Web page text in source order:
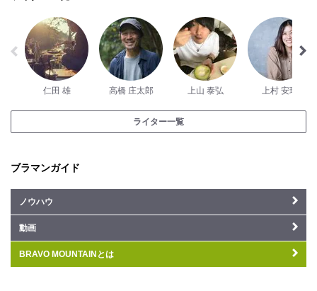
仁田 雄 高橋 庄太郎 上山 泰弘 上村 安瑚
ライター一覧
ブラマンガイド
ノウハウ
動画
BRAVO MOUNTAINとは